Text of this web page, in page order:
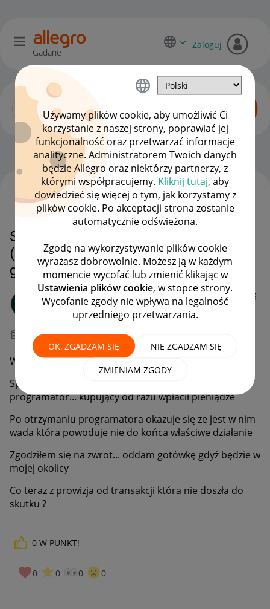
Używamy plików cookie, aby umożliwić Ci
korzystanie z naszej strony, poprawiać jej
funkcjonalność oraz przetwarzać informacje
analityczne. Administratorem Twoich danych
będzie Allegro oraz niektórzy partnerzy, z
którymi współpracujemy. Kliknij tutaj, aby
dowiedzieć się więcej o tym, jak korzystamy z
plików cookie. Po akceptacji strona zostanie
automatycznie odświeżona.
Zgodę na wykorzystywanie plików cookie
wyrażasz dobrowolnie. Możesz ją w każdym
momencie wycofać lub zmienić klikając w
Ustawienia plików cookie, w stopce strony.
Wycofanie zgody nie wpływa na legalność
uprzedniego przetwarzania.
OK, ZGADZAM SIĘ NIE ZGADZAM SIĘ
ZMIENIAM ZGODY
Gadane
Zaloguj
Sprzedający o Allegro Lokalnie OPCJE
Sprzedałem na allegro lokalnie
(poprzez kup teraz) ale oddam
gotówkę ...
-goose-
#2 Obserwator
‎24-01-2023 22:54
Witam
Sprzedałem na allegro lokalnie poprzez kup teraz
programator... kupujący od razu wpłacił pieniądze
Po otrzymaniu programatora okazuje się ze jest w nim
wada która powoduje nie do końca właściwe działanie
Zgodziłem się na zwrot... oddam gotówkę gdyż będzie w
mojej okolicy
Co teraz z prowizja od transakcji która nie doszła do
skutku ?
0 W PUNKT!
0 0 0 0
WSZYSTKIE TEMATY